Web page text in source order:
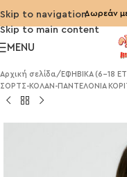
Skip to navigation
Skip to main content
Δωρεάν
MENU
Αρχική σελίδα/ ΕΦΗΒΙΚΑ (6-18
ΣΟΡΤΣ-ΚΟΛΑΝ-ΠΑΝΤΕΛΟΝΙΑ